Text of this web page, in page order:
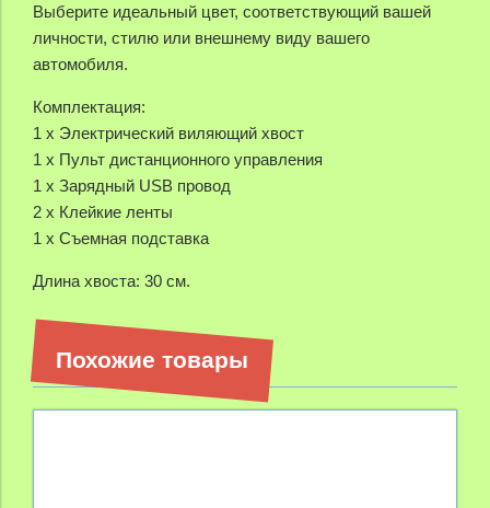
Выберите идеальный цвет, соответствующий вашей
личности, стилю или внешнему виду вашего
автомобиля.
Комплектация:
1 x Электрический виляющий хвост
1 x Пульт дистанционного управления
1 x Зарядный USB провод
2 x Клейкие ленты
1 x Съемная подставка
Длина хвоста: 30 см.
Похожие товары